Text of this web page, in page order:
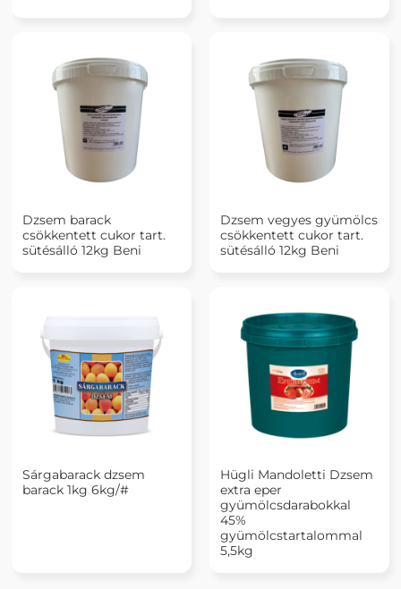
Dzsem barack
csökkentett cukor tart.
sütésálló 12kg Beni
Dzsem vegyes gyümölcs
csökkentett cukor tart.
sütésálló 12kg Beni
Sárgabarack dzsem
barack 1kg 6kg/#
Hügli Mandoletti Dzsem
extra eper
gyümölcsdarabokkal
45%
gyümölcstartalommal
5,5kg